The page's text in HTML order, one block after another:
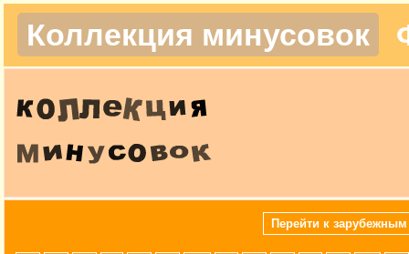
Коллекция минусовок
Перейти к зарубежным